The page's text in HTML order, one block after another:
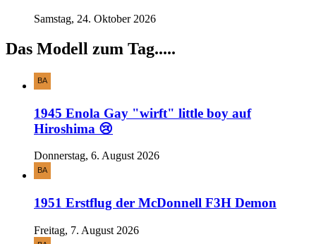
Samstag, 24. Oktober 2026
Das Modell zum Tag.....
1945 Enola Gay "wirft" little boy auf
Hiroshima 😢
Donnerstag, 6. August 2026
1951 Erstflug der McDonnell F3H Demon
Freitag, 7. August 2026